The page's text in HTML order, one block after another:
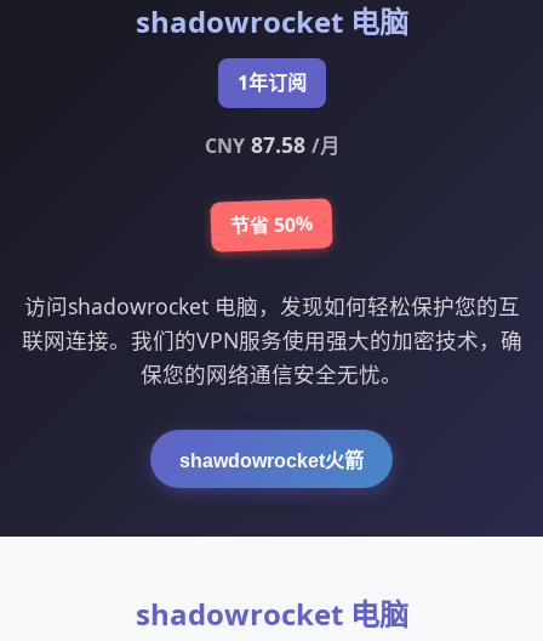
shadowrocket 电脑
1年订阅
CNY87.58 /月
节省 50%
访问shadowrocket 电脑，发现如何轻松保护您的互
联网连接。我们的VPN服务使用强大的加密技术，确
保您的网络通信安全无忧。
shawdowrocket火箭
shadowrocket 电脑